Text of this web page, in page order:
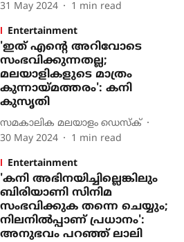
31 May 2024
1 min read
Entertainment
'ഇത് എന്റെ അറിവോടെ
സംഭവിക്കുന്നതല്ല;
മലയാളികളുടെ മാത്രം
കുന്നായ്മത്തരം': കനി
കുസൃതി
സമകാലിക മലയാളം ഡെസ്ക്
30 May 2024
1 min read
Entertainment
'കനി അഭിനയിച്ചില്ലെങ്കിലും
ബിരിയാണി സിനിമ
സംഭവിക്കുക തന്നെ ചെയ്യും;
നിലനിൽപ്പാണ് പ്രധാനം':
അനുഭവം പറഞ്ഞ് ലാലി